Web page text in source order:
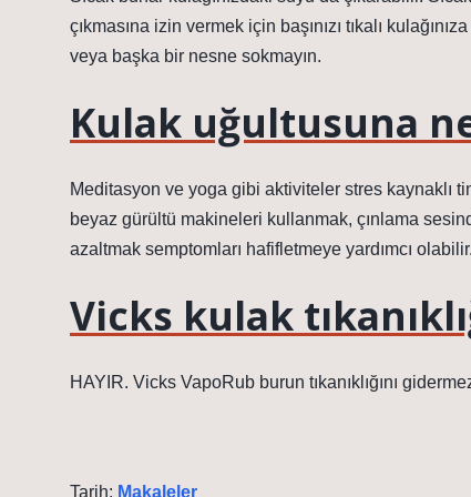
çıkmasına izin vermek için başınızı tıkalı
veya başka bir nesne sokmayın.
Kulak uğultusuna
Meditasyon ve yoga gibi aktiviteler stres kaynaklı
beyaz gürültü makineleri kullanmak, çınlama
azaltmak semptomları hafifletmeye yardımcı olabilir.
Vicks kulak
HAYIR. Vicks VapoRub burun tıkanıklığını
Tarih: Makaleler